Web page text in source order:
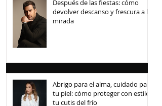
Después de las fiestas: cómo
devolver descanso y frescura a la
mirada
Abrigo para el alma, cuidado para
tu piel: cómo proteger con estilo
tu cutis del frío